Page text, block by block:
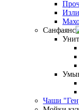
Санфаянс
Чаши